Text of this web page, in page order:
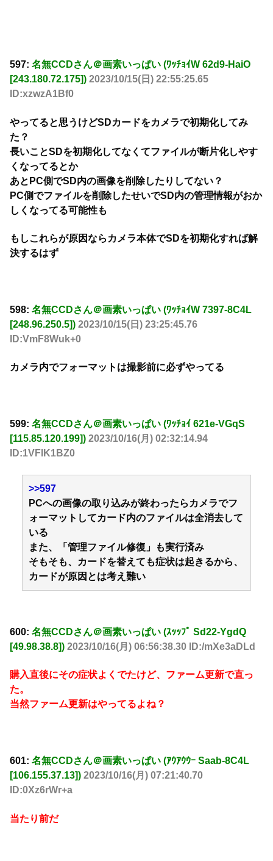
597: 名無CCDさん＠画素いっぱい (ﾜｯﾁｮｲW 62d9-HaiO
[243.180.72.175]) 2023/10/15(日) 22:55:25.65
ID:xzwzA1Bf0
やってると思うけどSDカードをカメラで初期化してみ
た？
長いことSDを初期化してなくてファイルが断片化しやす
くなってるとか
あとPC側でSD内の画像を削除したりしてない？
PC側でファイルを削除したせいでSD内の管理情報がおか
しくなってる可能性も
もしこれらが原因ならカメラ本体でSDを初期化すれば解
決するはず
598: 名無CCDさん＠画素いっぱい (ﾜｯﾁｮｲW 7397-8C4L
[248.96.250.5]) 2023/10/15(日) 23:25:45.76
ID:VmF8Wuk+0
カメラ内でフォーマットは撮影前に必ずやってる
599: 名無CCDさん＠画素いっぱい (ﾜｯﾁｮｲ 621e-VGqS
[115.85.120.199]) 2023/10/16(月) 02:32:14.94
ID:1VFIK1BZ0
>>597
PCへの画像の取り込みが終わったらカメラでフ
ォーマットしてカード内のファイルは全消去して
いる
また、「管理ファイル修復」も実行済み
そもそも、カードを替えても症状は起きるから、
カードが原因とは考え難い
600: 名無CCDさん＠画素いっぱい (ｽｯｯﾌﾟ Sd22-YgdQ
[49.98.38.8]) 2023/10/16(月) 06:56:38.30 ID:/mXe3aDLd
購入直後にその症状よくでたけど、ファーム更新で直っ
た。
当然ファーム更新はやってるよね？
601: 名無CCDさん＠画素いっぱい (ｱｳｱｳｳｰ Saab-8C4L
[106.155.37.13]) 2023/10/16(月) 07:21:40.70
ID:0Xz6rWr+a
当たり前だ